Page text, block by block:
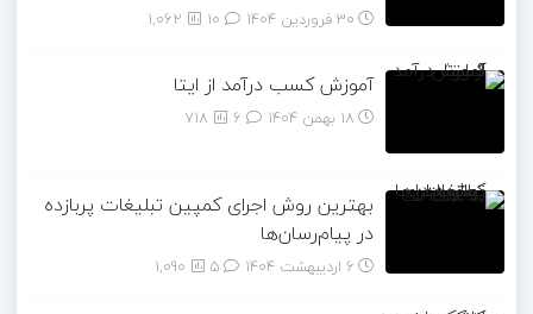
30 فروردین 1404 1,062
آموزش کسب درآمد از ایتا
18 بهمن 1404 718
بهترین روش اجرای کمپین تبلیغات پربازده
در پیام‌رسان‌ها
6 اردیبهشت 1404 1,090